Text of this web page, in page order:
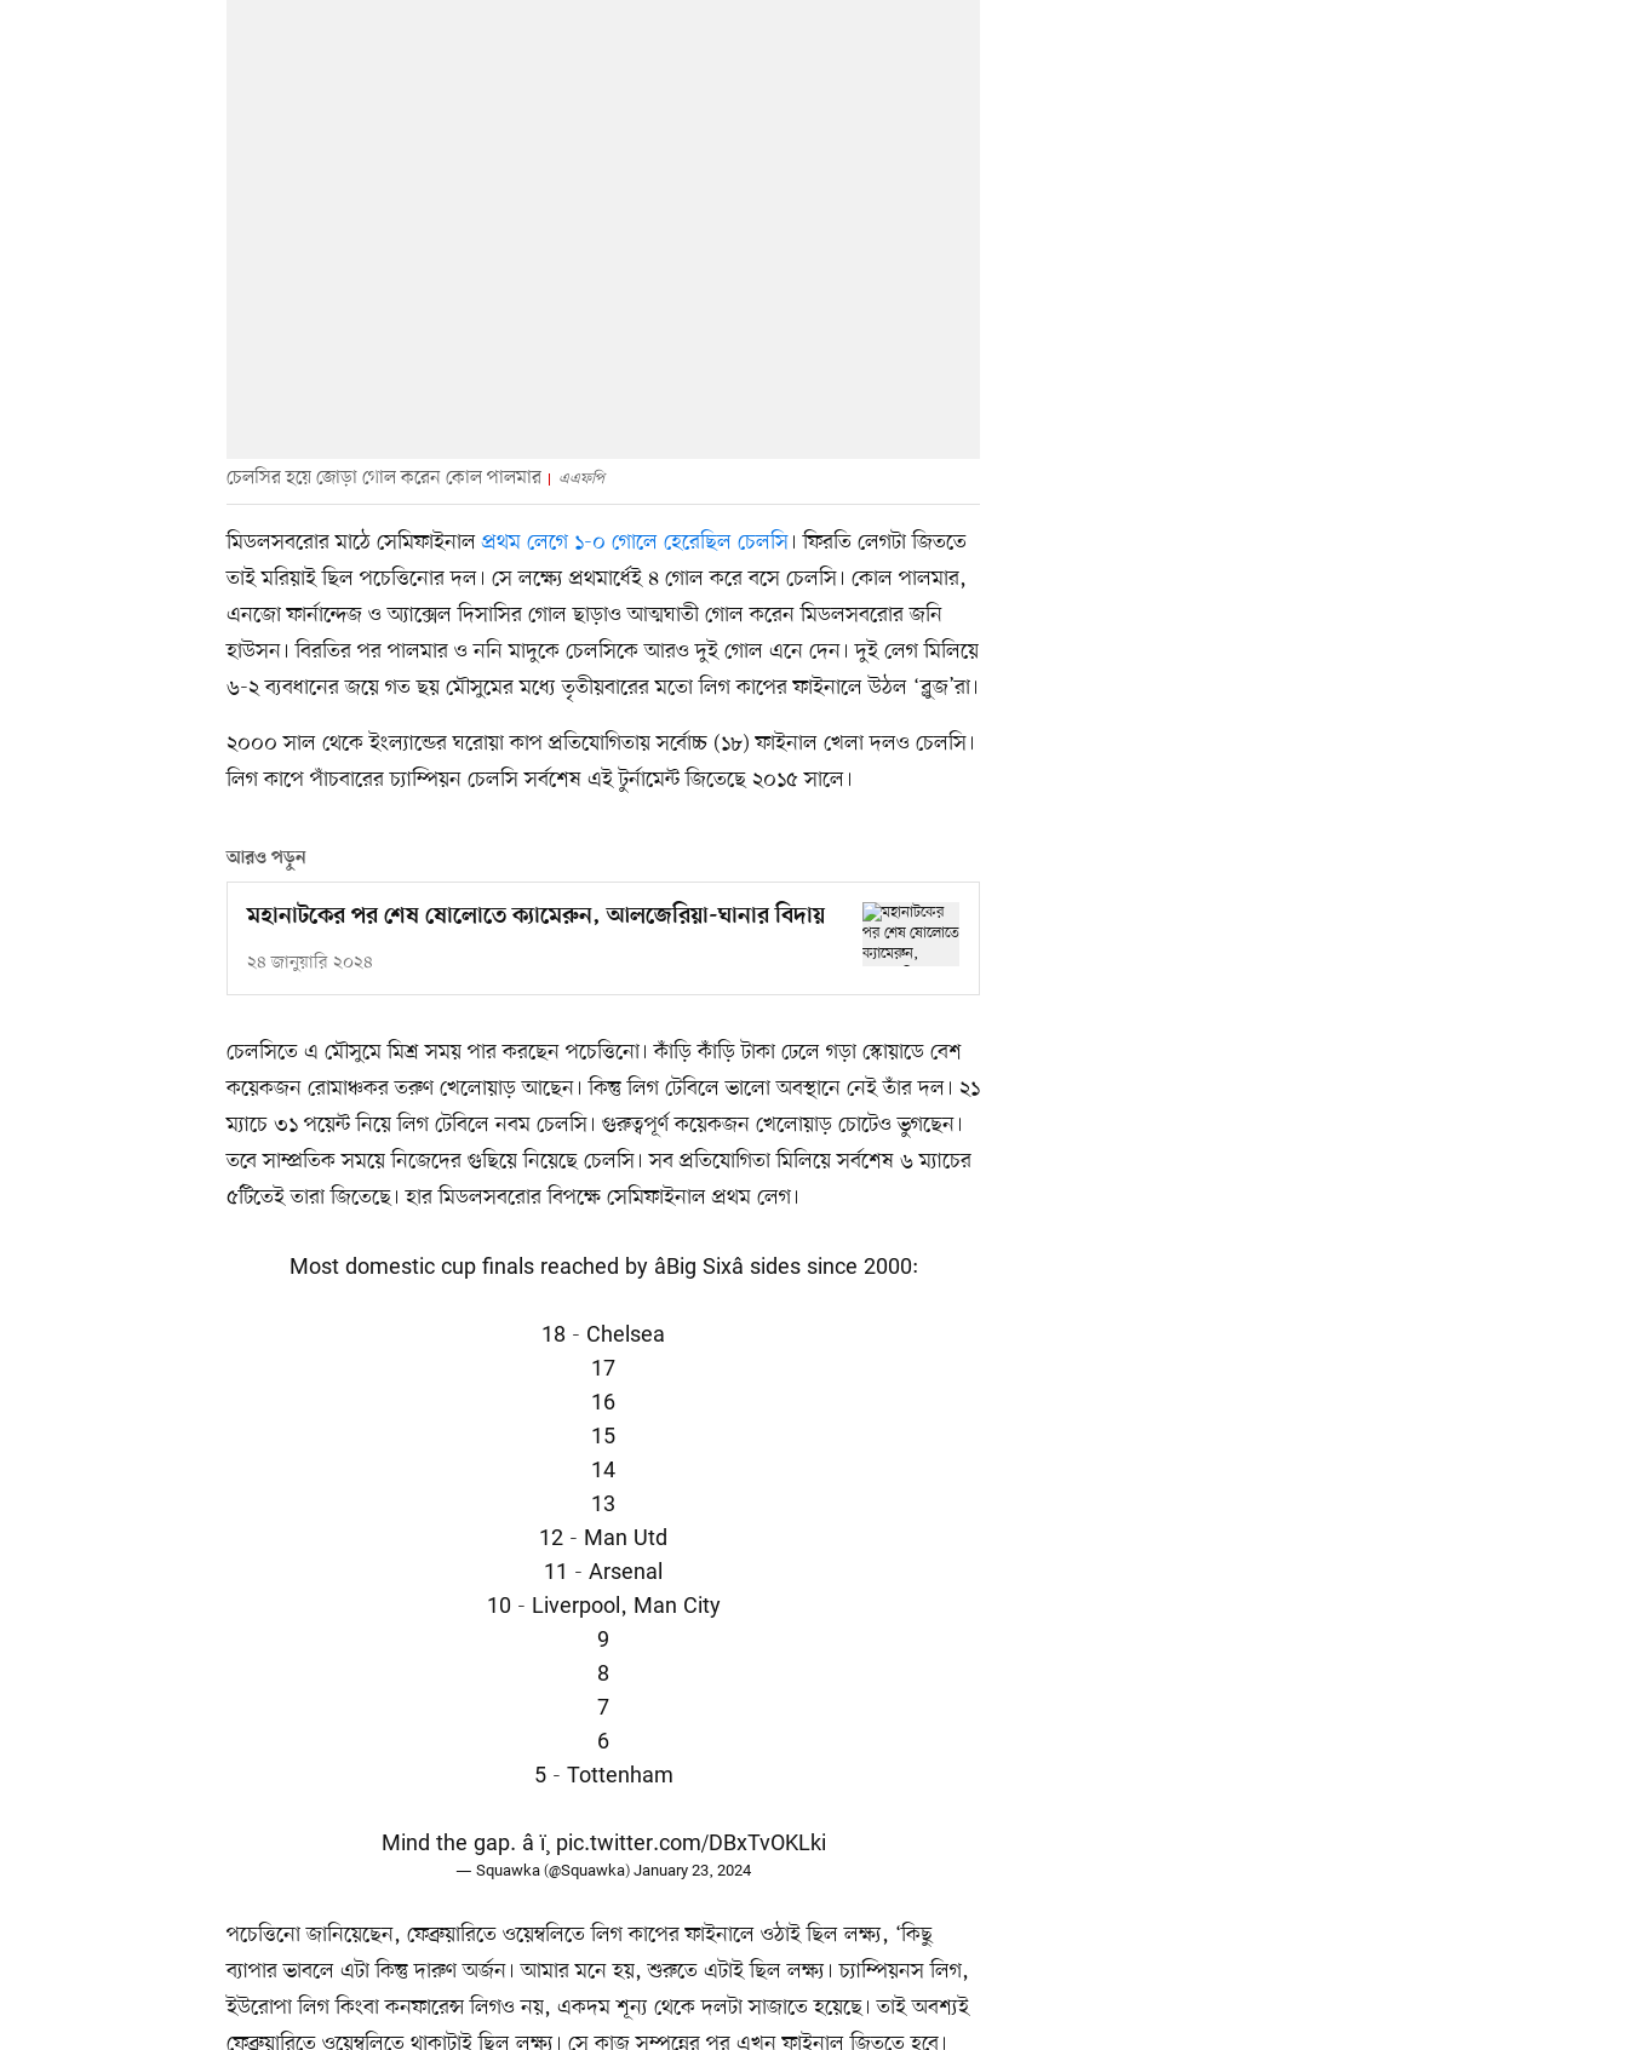
চেলসির হয়ে জোড়া গোল করেন কোল পালমার এএফপি
মিডলসবরোর মাঠে সেমিফাইনালপ্রথম লেগে ১-০ গোলে হেরেছিল চেলসি। ফিরতি লেগটা জিততে
তাই মরিয়াই ছিল পচেত্তিনোর দল। সে লক্ষ্যে প্রথমার্ধেই ৪ গোল করে বসে চেলসি। কোল পালমার,
এনজো ফার্নান্দেজ ও অ্যাক্সেল দিসাসির গোল ছাড়াও আত্মঘাতী গোল করেন মিডলসবরোর জনি
হাউসন। বিরতির পর পালমার ও ননি মাদুকে চেলসিকে আরও দুই গোল এনে দেন। দুই লেগ মিলিয়ে
৬-২ ব্যবধানের জয়ে গত ছয় মৌসুমের মধ্যে তৃতীয়বারের মতো লিগ কাপের ফাইনালে উঠল ‘ব্লুজ’রা।
২০০০ সাল থেকে ইংল্যান্ডের ঘরোয়া কাপ প্রতিযোগিতায় সর্বোচ্চ (১৮) ফাইনাল খেলা দলও চেলসি।
লিগ কাপে পাঁচবারের চ্যাম্পিয়ন চেলসি সর্বশেষ এই টুর্নামেন্ট জিতেছে ২০১৫ সালে।
আরও পড়ুন
মহানাটকের পর শেষ ষোলোতে ক্যামেরুন, আলজেরিয়া-ঘানার বিদায়
২৪ জানুয়ারি ২০২৪
চেলসিতে এ মৌসুমে মিশ্র সময় পার করছেন পচেত্তিনো। কাঁড়ি কাঁড়ি টাকা ঢেলে গড়া স্কোয়াডে বেশ
কয়েকজন রোমাঞ্চকর তরুণ খেলোয়াড় আছেন। কিন্তু লিগ টেবিলে ভালো অবস্থানে নেই তাঁর দল। ২১
ম্যাচে ৩১ পয়েন্ট নিয়ে লিগ টেবিলে নবম চেলসি। গুরুত্বপূর্ণ কয়েকজন খেলোয়াড় চোটেও ভুগছেন।
তবে সাম্প্রতিক সময়ে নিজেদের গুছিয়ে নিয়েছে চেলসি। সব প্রতিযোগিতা মিলিয়ে সর্বশেষ ৬ ম্যাচের
৫টিতেই তারা জিতেছে। হার মিডলসবরোর বিপক্ষে সেমিফাইনাল প্রথম লেগ।
Most domestic cup finals reached by âBig Sixâ sides since 2000:
18 - Chelsea
17
16
15
14
13
12 - Man Utd
11 - Arsenal
10 - Liverpool, Man City
9
8
7
6
5 - Tottenham
Mind the gap. â ï¸ pic.twitter.com/DBxTvOKLki
— Squawka (@Squawka)January 23, 2024
পচেত্তিনো জানিয়েছেন, ফেব্রুয়ারিতে ওয়েম্বলিতে লিগ কাপের ফাইনালে ওঠাই ছিল লক্ষ্য, ‘কিছু
ব্যাপার ভাবলে এটা কিন্তু দারুণ অর্জন। আমার মনে হয়, শুরুতে এটাই ছিল লক্ষ্য। চ্যাম্পিয়নস লিগ,
ইউরোপা লিগ কিংবা কনফারেন্স লিগও নয়, একদম শূন্য থেকে দলটা সাজাতে হয়েছে। তাই অবশ্যই